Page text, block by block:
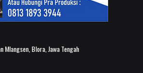
Mlangsen, Blora, Jawa Tengah